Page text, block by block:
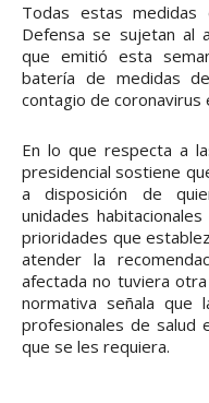
Todas estas
Defensa se sujetan al
que emitió esta
batería de medidas
contagio de coronavirus
En lo que respecta a
presidencial sostiene
a disposición de
unidades
prioridades que
atender la
afectada no tuviera otra
normativa señala que
profesionales de salud
que se les requiera.